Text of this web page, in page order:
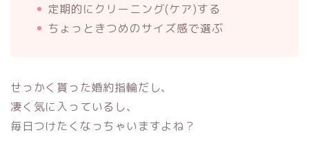
定期的にクリーニング(ケア)する
ちょっときつめのサイズ感で選ぶ
せっかく貰った婚約指輪だし、
凄く気に入っているし、
毎日つけたくなっちゃいますよね？